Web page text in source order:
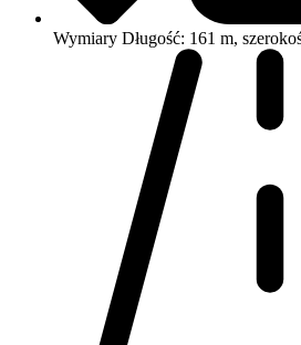
Wymiary Długość: 161 m,